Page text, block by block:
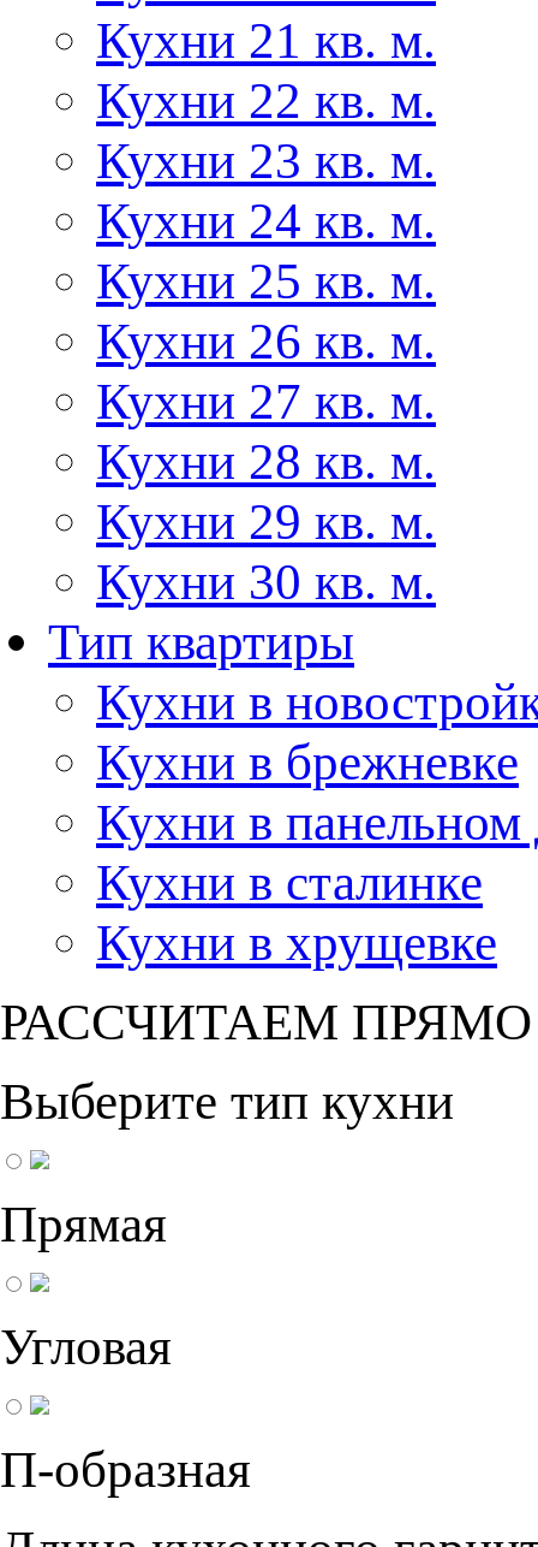
Кухни 21 кв. м.
Кухни 22 кв. м.
Кухни 23 кв. м.
Кухни 24 кв. м.
Кухни 25 кв. м.
Кухни 26 кв. м.
Кухни 27 кв. м.
Кухни 28 кв. м.
Кухни 29 кв. м.
Кухни 30 кв. м.
Тип квартиры
Кухни в
Кухни в брежневке
Кухни в панельном
Кухни в сталинке
Кухни в хрущевке
РАССЧИТАЕМ
Выберите тип кухни
Прямая
Угловая
П-образная